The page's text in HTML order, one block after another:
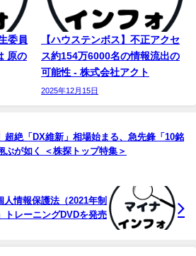
委員
原の
【ハウステンボス】不正アクセ
ス約154万6000名の情報流出の
可能性 - 株式会社アクト
2025年12月15日
超絶「DX維新」相場始まる、急先鋒「10銘
ぶが如く ＜株探トップ特集＞
人情報保護法（2021年制
トレーニングDVDを発売